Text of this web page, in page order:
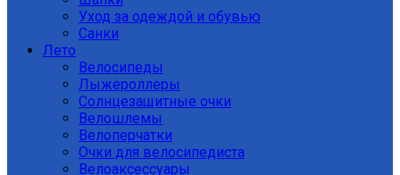
Уход за одеждой и обувью
Санки
Лето
Велосипеды
Лыжероллеры
Солнцезащитные очки
Велошлемы
Велоперчатки
Очки для велосипедиста
Велоаксессуары